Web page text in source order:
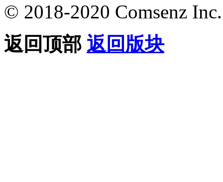
© 2018-2020 Comsenz Inc.
返回顶部 返回版块